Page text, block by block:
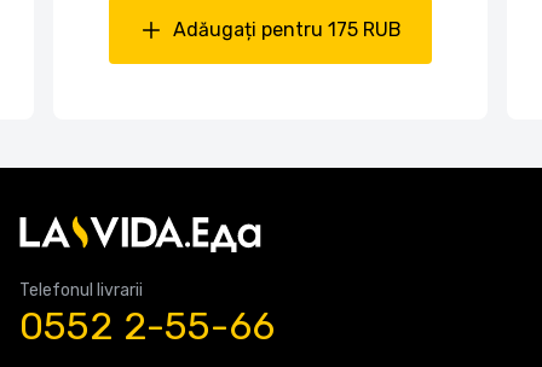
Adăugați pentru 175 RUB
Telefonul livrarii
0552 2-55-66